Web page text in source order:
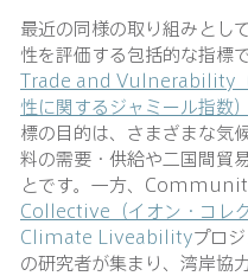
最近の同様の取り組みとし
性を評価する包括的な指標
Trade and Vulnerability（
性に関するジャミール指数）
標の目的は、さまざまな気
料の需要・供給や二国間貿
とです。一方、
Collective（イオン・コレク
Climate Liveabilityプロ
の研究者が集まり、湾岸協